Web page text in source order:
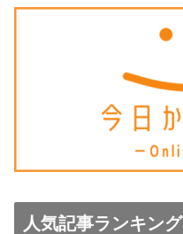
人気記事ランキング